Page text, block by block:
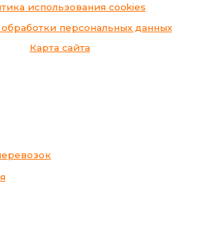
использования cookies
персональных данных
Карта сайта